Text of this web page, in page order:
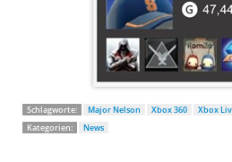
Schlagworte: Major Nelson Xbox 360
Xbox
Kategorien:
News